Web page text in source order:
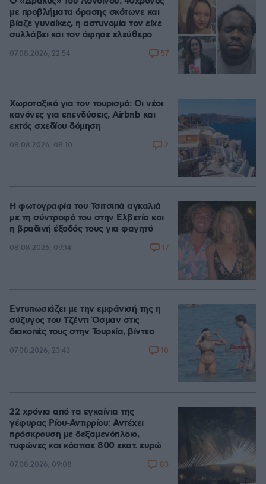
με προβλήματα όρασης σκότωνε και
βίαζε γυναίκες, η αστυνομία τον είχε
συλλάβει και τον άφησε ελεύθερο
07.08.2026, 22:54 57
Χωροταξικό για τον τουρισμό: Οι νέοι
κανόνες για επενδύσεις, Airbnb και
εκτός σχεδίου δόμηση
08.08.2026, 08:10 2
Η φωτογραφία του Τσιτσιπά αγκαλιά
με τη σύντροφό του στην Ελβετία και
η βραδινή έξοδός τους για φαγητό
08.08.2026, 09:14 17
Εντυπωσιάζει με την εμφάνισή της η
σύζυγος του Τζέντι Όσμαν στις
διακοπές τους στην Τουρκία, βίντεο
07.08.2026, 23:43 10
22 χρόνια από τα εγκαίνια της
γέφυρας Ρίου-Αντιρρίου: Αντέχει
πρόσκρουση με δεξαμενόπλοιο,
τυφώνες και κόστισε 800 εκατ. ευρώ
07.08.2026, 09:08 83